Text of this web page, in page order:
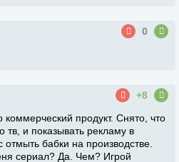
0
+8
продукт. Снято, что
тв, и показывать рекламу в
бабки на производстве.
сериал? Да. Чем? Игрой